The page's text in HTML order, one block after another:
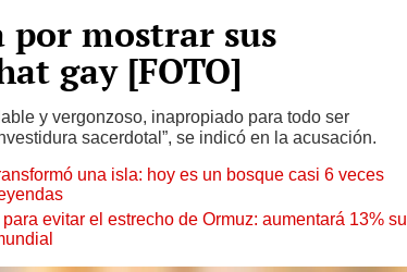
por mostrar sus
gay [FOTO]
y vergonzoso, inapropiado para todo ser
sacerdotal”, se indicó en la acusación.
una isla: hoy es un bosque casi 6 veces
evitar el estrecho de Ormuz: aumentará 13% su